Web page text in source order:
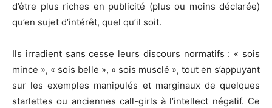
d’être plus riches en publicité (plus ou moins déclarée)
qu’en sujet d’intérêt, quel qu’il soit.
Ils irradient sans cesse leurs discours normatifs : « sois
mince », « sois belle », « sois musclé », tout en s’appuyant
sur les exemples manipulés et marginaux de quelques
starlettes ou anciennes call-girls à l’intellect négatif. Ce